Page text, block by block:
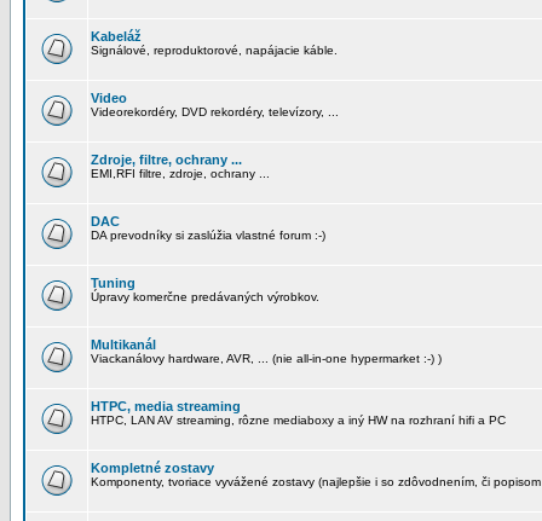
Kabeláž
Signálové, reproduktorové, napájacie káble.
Video
Videorekordéry, DVD rekordéry, televízory, ...
Zdroje, filtre, ochrany ...
EMI,RFI filtre, zdroje, ochrany ...
DAC
DA prevodníky si zaslúžia vlastné forum :-)
Tuning
Úpravy komerčne predávaných výrobkov.
Multikanál
Viackanálovy hardware, AVR, ... (nie all-in-one hypermarket :-) )
HTPC, media streaming
HTPC, LAN AV streaming, rôzne mediaboxy a iný HW na rozhraní hifi a PC
Kompletné zostavy
Komponenty, tvoriace vyvážené zostavy (najlepšie i so zdôvodnením, či